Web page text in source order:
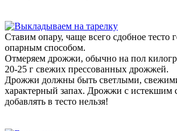
Ставим опару, чаще всего сдобное тесто
опарным способом.
Отмеряем дрожжи, обычно на пол
20-25 г свежих прессованных дрожжей.
Дрожжи должны быть светлыми,
характерный запах. Дрожжи с истекшим
добавлять в тесто нельзя!